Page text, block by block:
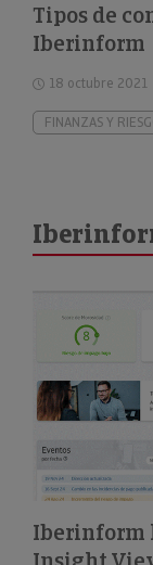
Tipos de
Iberinform
18 octubre 2021
FINANZAS Y
Iberinform